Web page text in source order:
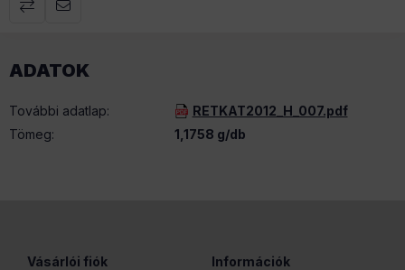
ADATOK
További adatlap:
RETKAT2012_H_007.pdf
Tömeg:
1,1758 g/db
Vásárlói fiók Információk